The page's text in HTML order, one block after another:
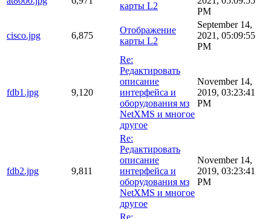
карты L2
PM
cisco.jpg 6,875
Отображение
карты L2
September 14,
2021, 05:09:55
PM
fdb1.jpg 9,120
Re:
Редактировать
описание
интерфейса и
оборудования мз
NetXMS и многое
другое
November 14,
2019, 03:23:41
PM
fdb2.jpg 9,811
Re:
Редактировать
описание
интерфейса и
оборудования мз
NetXMS и многое
другое
November 14,
2019, 03:23:41
PM
Re: